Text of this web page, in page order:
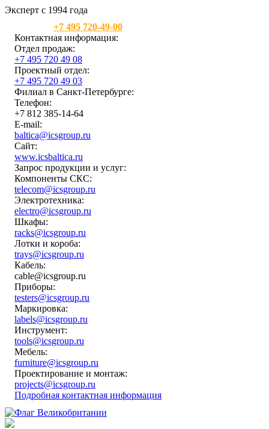
Эксперт с 1994 года
+7 495 720-49-00
Контактная информация:
Отдел продаж:
+7 495 720 49 08
Проектный отдел:
+7 495 720 49 03
Филиал в Санкт-Петербурге:
Телефон:
+7 812 385-14-64
E-mail:
baltica@icsgroup.ru
Сайт:
www.icsbaltica.ru
Запрос продукции и услуг:
Компоненты СКС:
telecom@icsgroup.ru
Электротехника:
electro@icsgroup.ru
Шкафы:
racks@icsgroup.ru
Лотки и короба:
trays@icsgroup.ru
Кабель:
cable@icsgroup.ru
Приборы:
testers@icsgroup.ru
Маркировка:
labels@icsgroup.ru
Инструмент:
tools@icsgroup.ru
Мебель:
furniture@icsgroup.ru
Проектирование и монтаж:
projects@icsgroup.ru
Подробная контактная информация